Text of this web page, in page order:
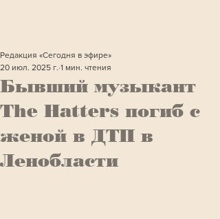
Бывший музыкант
The Hatters погиб с
женой в ДТП в
Ленобласти
Редакция «Сегодня в эфире»
20 июл. 2025 г. 1 мин. чтения